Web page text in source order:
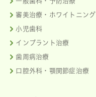
審美治療・ホワイトニング
小児歯科
インプラント治療
歯周病治療
口腔外科・顎関節症治療